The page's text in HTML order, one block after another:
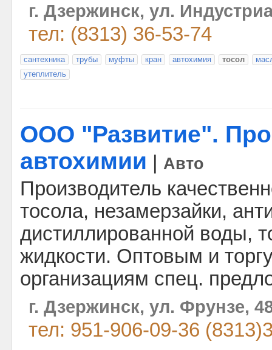
г. Дзержинск, ул.
тел: (8313) 36-53-74
сантехника трубы муфты кран автохимия тосол
утеплитель
ООО "Развитие".
автохимии
Авто
Производитель
тосола, незамерзайки,
дистиллированной воды,
жидкости. Оптовым и
организациям спец.
г. Дзержинск, ул. Фрунзе,
тел: 951-906-09-36